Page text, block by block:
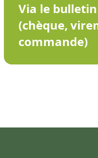
Via le
(chèque,
commande)